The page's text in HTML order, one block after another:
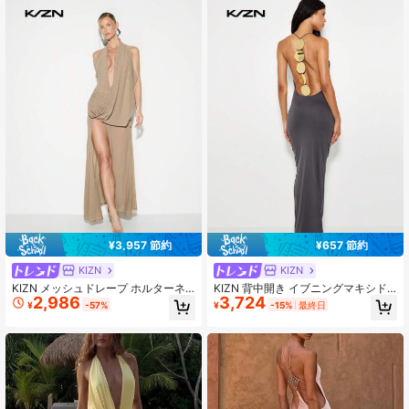
¥3,957 節約
KIZN
KIZN メッシュドレープ ホルターネ
ック マキシドレス ウエストギャザー
入り Vネック イブニングドレス
¥2,986 -57%
¥657 節約
KIZN
KIZN 背中開き イブニングマキシド
レス Vネック サイドギャザー エレガ
ントなゴールドチェーン装飾 フォー
ディコン スリムフィット パーティー
ガウン
¥3,724 -15% 最終日